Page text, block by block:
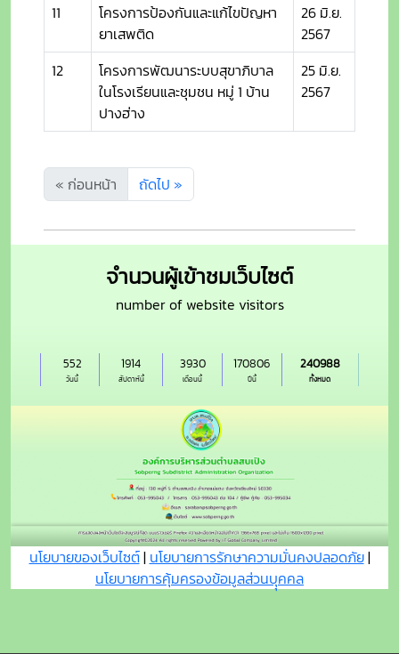
11
โครงการป้องกันและแก้ไขปัญหา
ยาเสพติด
26 มิ.ย.
2567
12
โครงการพัฒนาระบบสุขาภิบาล
ในโรงเรียนและชุมชน หมู่ 1 บ้าน
ปางฮ่าง
25 มิ.ย.
2567
« ก่อนหน้า ถัดไป »
จำนวนผู้เข้าชมเว็บไซต์
number of website visitors
วันนี้
552
สัปดาห์นี้
1914
เดือนนี้
3930
ปีนี้
170806
ทั้งหมด
240988
นโยบายของเว็บไซต์| นโยบายการรักษาความมั่นคงปลอดภัย|
นโยบายการคุ้มครองข้อมูลส่วนบุุคคล